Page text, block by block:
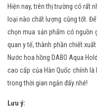
Hiện nay, trên thị trường có rất
loại nào chất lượng cũng tốt.
chọn mua sản phẩm có nguồn
quan y tế, thành phần chiết
Nước hoa hồng DABO Aqua
cao cấp của Hàn Quốc chính
trong thời gian ngắn đấy nhé!
Lưu ý: